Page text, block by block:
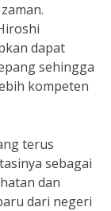
dapat
sehingga
kompeten
terus
sebagai
dan
dari negeri